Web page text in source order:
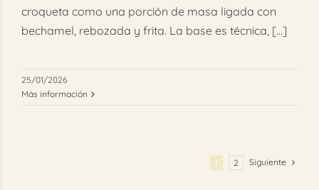
croqueta como una porción de masa ligada con
bechamel, rebozada y frita. La base es técnica, [...]
25/01/2026
Más información
1 2 Siguiente